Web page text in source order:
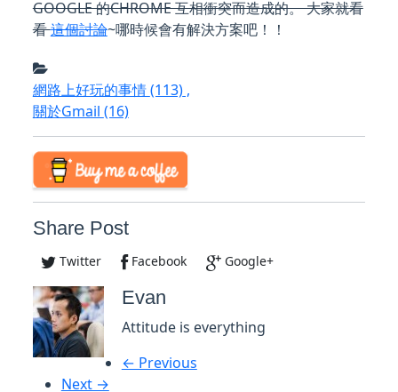
GOOGLE 的CHROME 互相衝突而造成的。 大家就看
看這個討論~哪時候會有解決方案吧！！
網路上好玩的事情(113),
關於Gmail (16)
Share Post
Twitter Facebook Google+
Evan
Attitude is everything
← Previous
Next →